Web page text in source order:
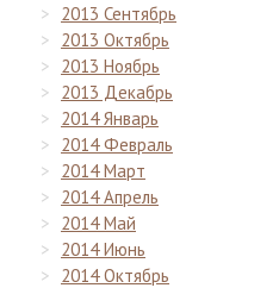
2013 Сентябрь
2013 Октябрь
2013 Ноябрь
2013 Декабрь
2014 Январь
2014 Февраль
2014 Март
2014 Апрель
2014 Май
2014 Июнь
2014 Октябрь